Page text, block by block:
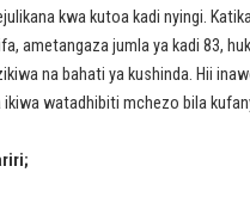
kwa kutoa kadi nyingi.
ametangaza jumla ya kadi 83,
na bahati ya kushinda. Hii
ikiwa watadhibiti mchezo bila